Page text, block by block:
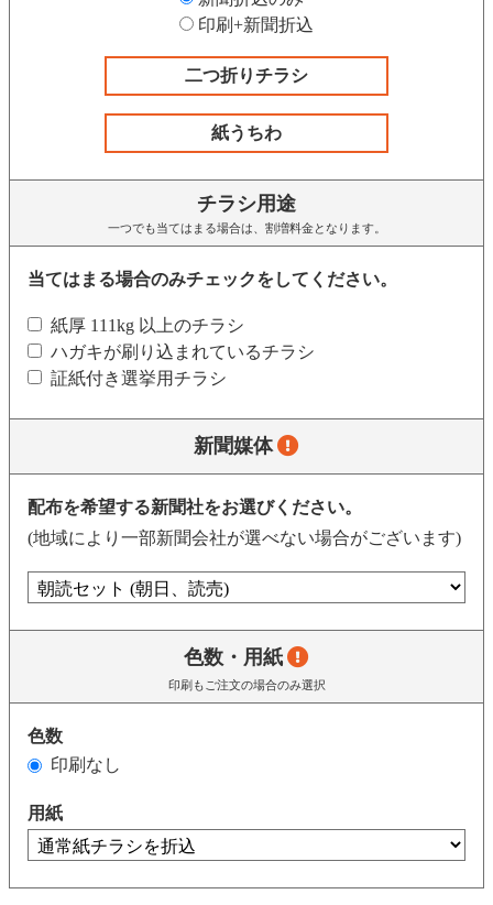
印刷+新聞折込
二つ折りチラシ
紙うちわ
チラシ用途
一つでも当てはまる場合は、割増料金となります。
当てはまる場合のみチェックをしてください。
紙厚 111kg 以上のチラシ
ハガキが刷り込まれているチラシ
証紙付き選挙用チラシ
新聞媒体
配布を希望する新聞社をお選びください。
(地域により一部新聞会社が選べない場合がございます)
色数・用紙
印刷もご注文の場合のみ選択
色数
印刷なし
用紙